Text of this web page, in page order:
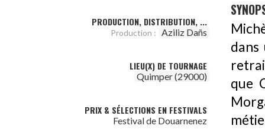
PRODUCTION, DISTRIBUTION, ...
Production : Aziliz Dañs
LIEU(X) DE TOURNAGE
Quimper (29000)
PRIX & SÉLECTIONS EN FESTIVALS
Festival de Douarnenez
que